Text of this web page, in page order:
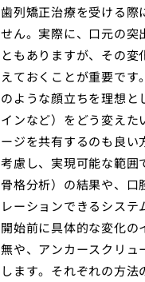
歯列矯正治療を受ける際
せん。実際に、口元の突
ともありますが、その
えておくことが重要で
のような顔立ちを理想と
インなど）をどう変えた
ージを共有するのも良い
考慮し、実現可能な範囲
骨格分析）の結果や、口
レーションできるシス
開始前に具体的な変化
無や、アンカースクリュ
します。それぞれの方